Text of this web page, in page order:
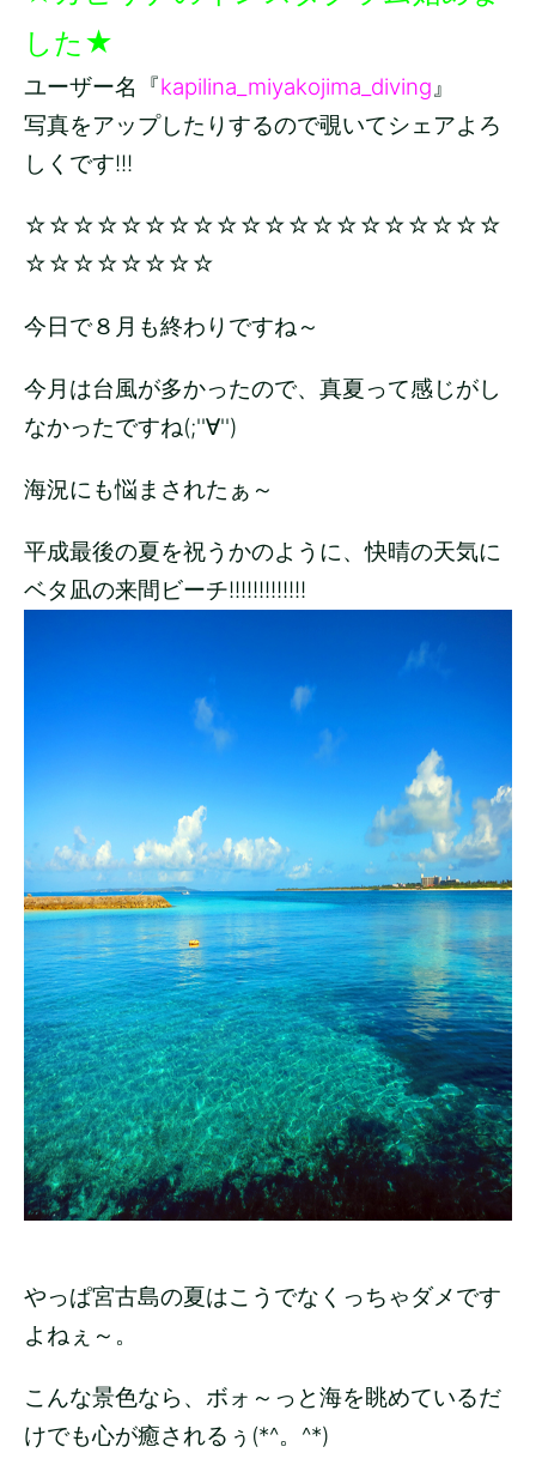
した★
ユーザー名『kapilina_miyakojima_diving』
写真をアップしたりするので覗いてシェアよろ
しくです!!!
☆☆☆☆☆☆☆☆☆☆☆☆☆☆☆☆☆☆☆☆
☆☆☆☆☆☆☆☆
今日で８月も終わりですね～
今月は台風が多かったので、真夏って感じがし
なかったですね(;''∀'')
海況にも悩まされたぁ～
平成最後の夏を祝うかのように、快晴の天気に
ベタ凪の来間ビーチ!!!!!!!!!!!!!
やっぱ宮古島の夏はこうでなくっちゃダメです
よねぇ～。
こんな景色なら、ボォ～っと海を眺めているだ
けでも心が癒されるぅ(*^。^*)